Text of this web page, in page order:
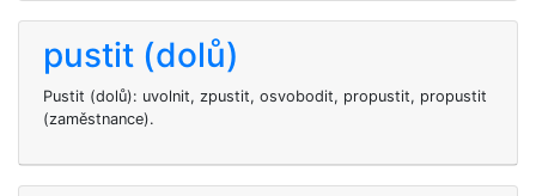
pustit (dolů)
Pustit (dolů): uvolnit, zpustit, osvobodit, propustit, propustit
(zaměstnance).